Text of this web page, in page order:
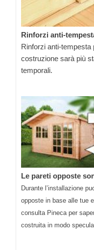
Rinforzi anti-
Rinforzi anti-tempesta
costruzione sarà più
temporali.
Le pareti opposte
Durante l’installazione
opposte in base alle tue
consulta Pineca per
costruita in modo